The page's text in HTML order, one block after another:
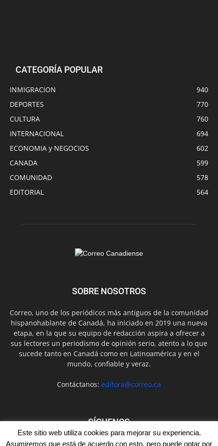
CATEGORÍA POPULAR
INMIGRACION
940
DEPORTES
770
CULTURA
760
INTERNACIONAL
694
ECONOMIA y NEGOCIOS
602
CANADA
599
COMUNIDAD
578
EDITORIAL
564
SOBRE NOSOTROS
Correo, uno de los periódicos más antiguos de la comunidad
hispanohablante de Canadá, ha iniciado en 2019 una nueva
etapa, en la que su equipo de redacción aspira a ofrecer a
sus lectores un periodismo de opinión serio, atento a lo que
sucede tanto en Canadá como en Latinoamérica y en el
mundo, confiable y veraz.
Contáctanos: editora@correo.ca
SÍGUENOS
Este sitio web utiliza cookies para mejorar su experiencia.
Asumiremos que está de acuerdo con esto, pero puede optar por